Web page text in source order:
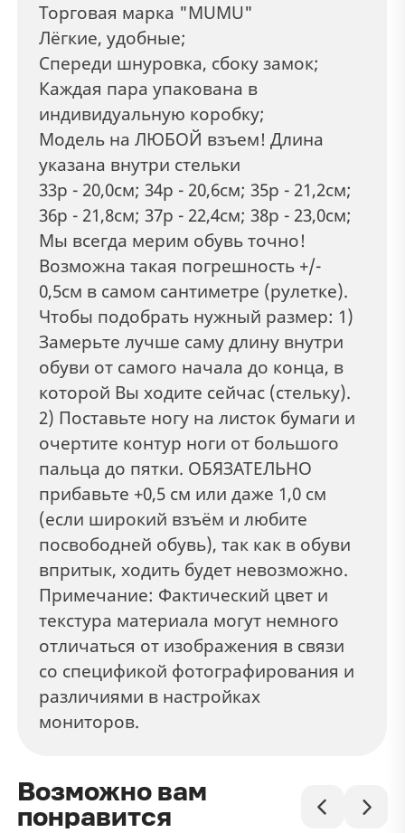
Торговая марка "MUMU"
Лёгкие, удобные;
Спереди шнуровка, сбоку замок;
Каждая пара упакована в
индивидуальную коробку;
Модель на ЛЮБОЙ взъем! Длина
указана внутри стельки
33р - 20,0см; 34р - 20,6см; 35р - 21,2см;
36р - 21,8см; 37р - 22,4см; 38р - 23,0см;
Мы всегда мерим обувь точно!
Возможна такая погрешность +/-
0,5см в самом сантиметре (рулетке).
Чтобы подобрать нужный размер: 1)
Замерьте лучше саму длину внутри
обуви от самого начала до конца, в
которой Вы ходите сейчас (стельку).
2) Поставьте ногу на листок бумаги и
очертите контур ноги от большого
пальца до пятки. ОБЯЗАТЕЛЬНО
прибавьте +0,5 см или даже 1,0 см
(если широкий взъём и любите
посвободней обувь), так как в обуви
впритык, ходить будет невозможно.
Примечание: Фактический цвет и
текстура материала могут немного
отличаться от изображения в связи
со спецификой фотографирования и
различиями в настройках
мониторов.
Возможно вам
понравится